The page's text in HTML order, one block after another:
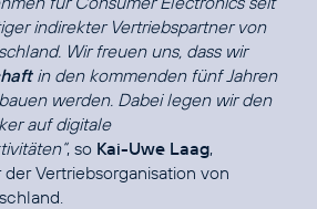
indirekter Vertriebspartner von
Wir freuen uns, dass wir
in den kommenden fünf Jahren
werden. Dabei legen wir den
auf digitale
, so Kai-Uwe Laag,
Vertriebsorganisation von